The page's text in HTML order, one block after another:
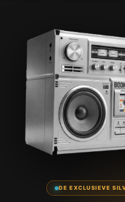
DE EXCLUSIEVE